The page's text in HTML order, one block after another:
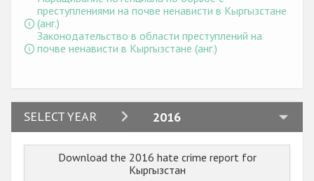
Other hate crime based on religion or belief
Anti-LGBTI hate crime
Проекты БДИПЧ
Организации гражданского общества
Государства-участники
преступлениями на почве ненависти в Кыргызстане
(анг.)
Законодательство в области преступлений на
почве ненависти в Кыргызстане (анг.)
SELECT YEAR 2016
2024
2022
Download the 2016 hate crime report for
Кыргызстан